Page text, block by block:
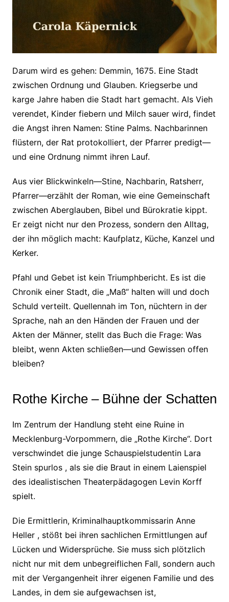
Darum wird es gehen: Demmin, 1675. Eine Stadt
zwischen Ordnung und Glauben. Kriegserbe und
karge Jahre haben die Stadt hart gemacht. Als Vieh
verendet, Kinder fiebern und Milch sauer wird, findet
die Angst ihren Namen: Stine Palms. Nachbarinnen
flüstern, der Rat protokolliert, der Pfarrer predigt—
und eine Ordnung nimmt ihren Lauf.
Aus vier Blickwinkeln—Stine, Nachbarin, Ratsherr,
Pfarrer—erzählt der Roman, wie eine Gemeinschaft
zwischen Aberglauben, Bibel und Bürokratie kippt.
Er zeigt nicht nur den Prozess, sondern den Alltag,
der ihn möglich macht: Kaufplatz, Küche, Kanzel und
Kerker.
Pfahl und Gebet ist kein Triumphbericht. Es ist die
Chronik einer Stadt, die „Maß“ halten will und doch
Schuld verteilt. Quellennah im Ton, nüchtern in der
Sprache, nah an den Händen der Frauen und der
Akten der Männer, stellt das Buch die Frage: Was
bleibt, wenn Akten schließen—und Gewissen offen
bleiben?
Rothe Kirche – Bühne der Schatten
Im Zentrum der Handlung steht eine Ruine in
Mecklenburg-Vorpommern, die „Rothe Kirche“. Dort
verschwindet die junge Schauspielstudentin Lara
Stein spurlos , als sie die Braut in einem Laienspiel
des idealistischen Theaterpädagogen Levin Korff
spielt.
Die Ermittlerin, Kriminalhauptkommissarin Anne
Heller , stößt bei ihren sachlichen Ermittlungen auf
Lücken und Widersprüche. Sie muss sich plötzlich
nicht nur mit dem unbegreiflichen Fall, sondern auch
mit der Vergangenheit ihrer eigenen Familie und des
Landes, in dem sie aufgewachsen ist,